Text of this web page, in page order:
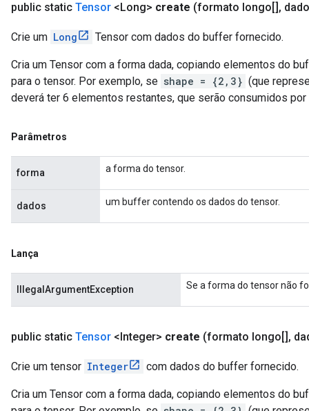
public static Tensor <Long> create (formato longo[] ,
Crie um Long Tensor com dados do buffer fornecido.
Cria um Tensor com a forma dada, copiando elementos do
para o tensor. Por exemplo, se shape = {2,3} (que
deverá ter 6 elementos restantes, que serão consumidos
Parâmetros
forma a forma do tensor.
dados um buffer contendo os dados do tensor.
Lança
IllegalArgumentException Se a forma do tensor não
public static Tensor <Integer> create (formato longo[] ,
Crie um tensor Integer com dados do buffer fornecido.
Cria um Tensor com a forma dada, copiando elementos do